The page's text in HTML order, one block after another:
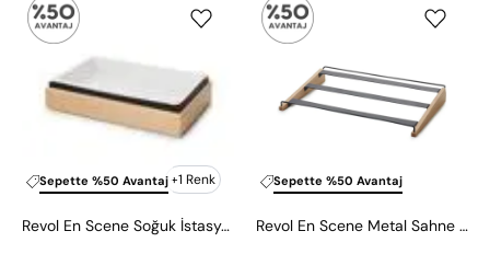
+1 Renk
Sepette %50 Avantaj
İstasyon
Matı
cm
Revol En Scene Soğuk İstasyon Matı 53x32 cm
Sepette %50 Avantaj
Metal
Sahne
Yükseltici
cm
Revol En Scene Metal Sahne Yükseltici 53x33,5 cm